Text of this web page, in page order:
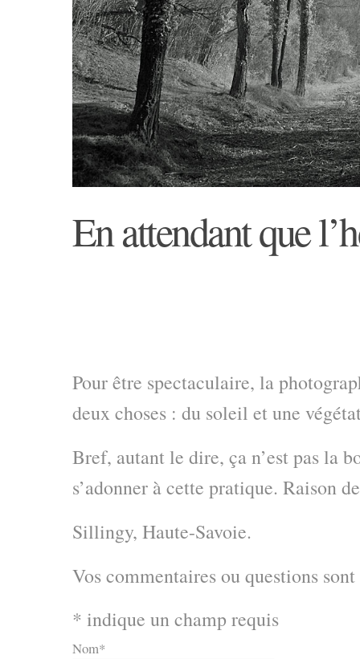
En attendant que
Pour être spectaculaire, la
deux choses : du soleil et une
Bref, autant le dire, ça n’est pas la
s’adonner à cette pratique. Raison
Sillingy, Haute-Savoie.
Vos commentaires ou questions
* indique un champ requis
Nom*